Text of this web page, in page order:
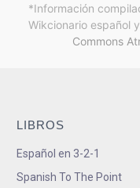
*Información
Wikcionario español y
Commons
LIBROS
Español en 3-2-1
Spanish To The Point